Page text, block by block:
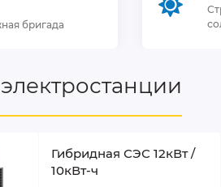
бригада
Гибридная СЭС 12кВт /
10кВт-ч